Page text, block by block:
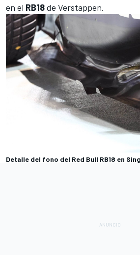
en el RB18de Verstappen.
Detalle del fono del Red Bull RB18 en